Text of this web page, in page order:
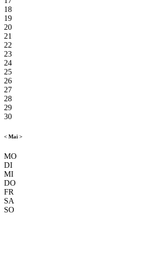
18
19
20
21
22
23
24
25
26
27
28
29
30
< Mai >
MO
DI
MI
DO
FR
SA
SO